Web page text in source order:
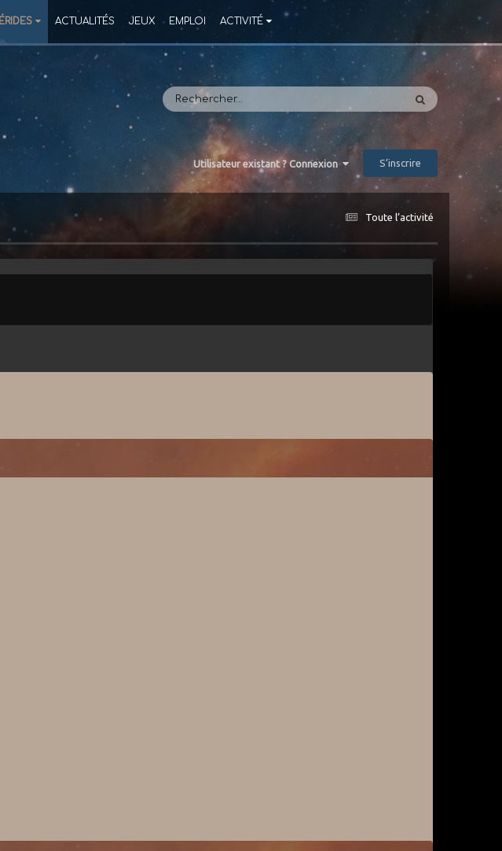
ACTUALITÉS JEUX EMPLOI ACTIVITÉ
Utilisateur existant ? Connexion S’inscrire
Toute l’activité